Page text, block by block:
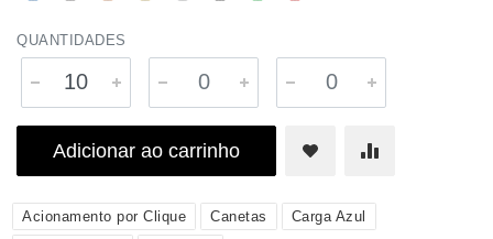
QUANTIDADES
Adicionar ao carrinho
Acionamento por Clique Canetas
Carga Azul